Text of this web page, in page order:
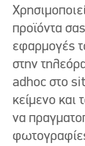
προϊόντα
εφαρμογές
στην
adhoc στο
κείμενο και
να